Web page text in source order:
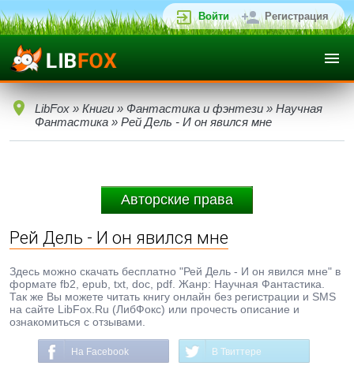
Войти Регистрация
LibFox » Книги » Фантастика и фэнтези » Научная
Фантастика » Рей Дель - И он явился мне
Авторские права
Рей Дель - И он явился мне
Здесь можно скачать бесплатно "Рей Дель - И он явился мне" в
формате fb2, epub, txt, doc, pdf. Жанр: Научная Фантастика.
Так же Вы можете читать книгу онлайн без регистрации и SMS
на сайте LibFox.Ru (ЛибФокс) или прочесть описание и
ознакомиться с отзывами.
На Facebook В Твиттере